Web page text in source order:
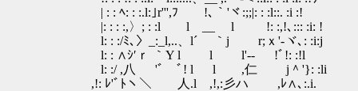
| : : ﾍ: : :.l:｣r''',ﾌ !､｀'ヾ:;;|: : :l::. :i :!
|: : : :,〉; : :l l __ l !: :,!､::: :i: !
l: : :/ﾐ､〉_:_l,..、l´ ｀j r;ｘ'‐ヾ､: :i:j
l: : ∧ｼ′ｒ ｀Y l l l'‐- !ﾞ!: :!l
l: :/ ,八 'ﾞ ﾞ! l l ,仁 j＾'}: :li
,!: ﾚ'ﾞﾄヽ＼ 人.l ,!,:彡ハ ,ﾚ∧､:.i.